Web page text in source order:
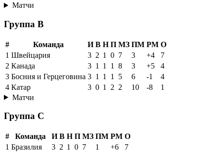
Матчи
Группа B
# Команда И В Н П МЗ ПМ РМ О
1 Швейцария 3 2 1 0 7 3 +4
7
2 Канада 3 1 1 1 8 3 +5
4
3 Босния и Герцеговина 3 1 1 1 5 6 -1
4
4 Катар 3 0 1 2 2 10 -8
1
Матчи
Группа C
# Команда И В Н П МЗ ПМ РМ О
1 Бразилия 3 2 1 0 7 1 +6
7